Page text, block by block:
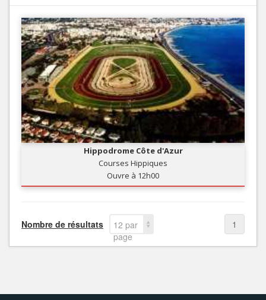
Hippodrome Côte d'Azur
Courses Hippiques
Ouvre à 12h00
Nombre de résultats
12 par
page
1